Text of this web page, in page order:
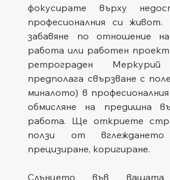
фокусирате върху
професионалния си
забавяне по отношение
работа или работен
ретрограден
предполага свързване с
миналото) в
обмисляне на предишна
работа. Ще откриете
ползи от вглеждането
прецизиране, коригиране.
Слънцето във